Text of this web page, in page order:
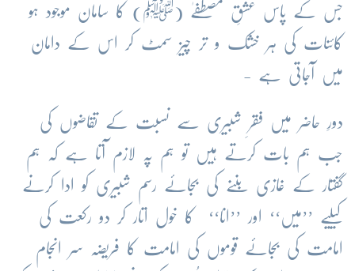
جس کے پاس عشقِ مصطفےٰ (ﷺ) کا سامان موجود ہو
کائنات کی ہر خشک و تر چیز سمٹ کر اس کے دامان
میں آجاتی ہے -
دورِ حاضر میں فقرِ شبیری سے نسبت کے تقاضوں کی
جب ہم بات کرتے ہیں تو ہم پہ لازم آتا ہے کہ ہم
گفتار کے غازی بننے کی بجائے رسم شبیری کو ادا کرنے
کیلیے ’’میں‘‘ اور ’’انا‘‘ کا خول اتار کر دو رکعت کی
امامت کی بجائے قوموں کی امامت کا فریضہ سر انجام